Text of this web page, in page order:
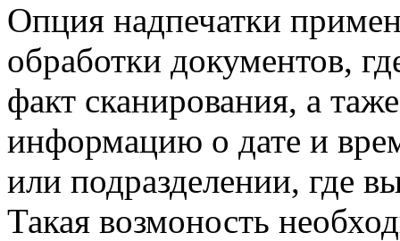
Опция надпечатки
обработки документов,
факт сканирования, а
информацию о дате и
или подразделении, где
Такая возмоность